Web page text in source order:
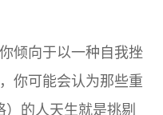
倾向于以一种自我挫
你可能会认为那些重
的人天生就是挑剔